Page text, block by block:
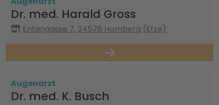
Dr. med. Harald Gross
Entengasse 7, 34576 Homberg (Efze)
Augenarzt
Dr. med. K. Busch